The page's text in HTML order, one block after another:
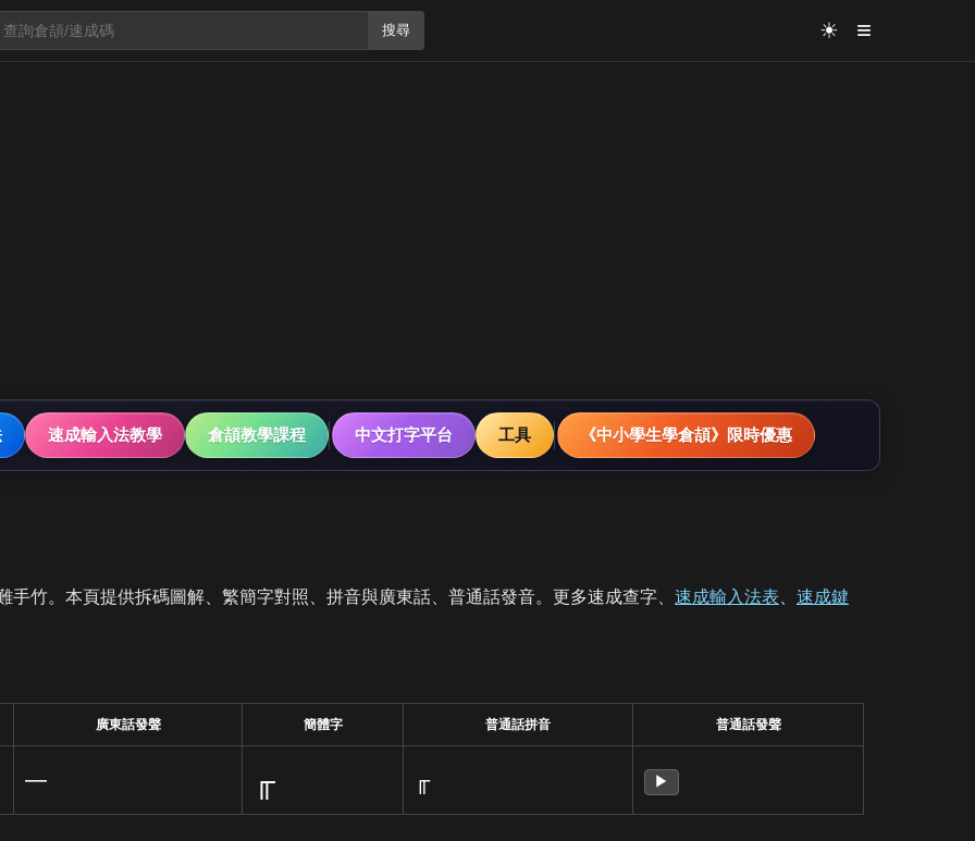
搜尋 ☀ ≡
速成輸入法教學 倉頡教學課程 中文打字平台 工具 《中小學生學倉頡》限時優惠
手竹。本頁提供拆碼圖解、繁簡字對照、拼音與廣東話、普通話發音。更多速成查字、 速成輸入法表、 速成鍵
廣東話發聲 簡體字 普通話拼音 普通話發聲
— ╓ ╓ ▶